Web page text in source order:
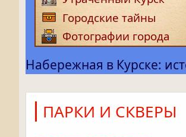
Городские тайны
Фотографии города
Набережная в Курске:
ПАРКИ И СКВЕРЫ